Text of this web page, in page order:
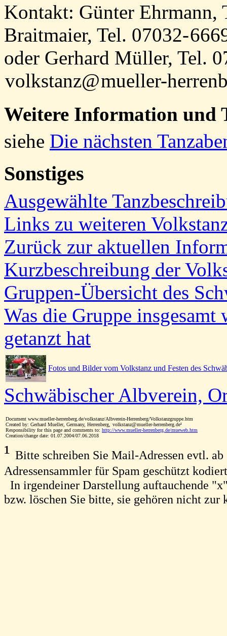
Kontakt: Günter Ehrmann,
Braitmaier, Tel. 07032-
oder Gerhard Müller, Tel.
volkstanz@mueller-
Weitere Information und
siehe Die nächsten
Sonstiges
Ausgewählte
Links zu weiteren
Zurück zur aktuellen
Kurzbeschreibung der
Gruppen-Übersicht des
Was die Gruppe insgesamt
getanzt hat
Fotos und Bilder vom Volkstanz und Festen des
Schwäbischer Albverein,
Document www.mueller-herrenberg.de/volkstanz/Albverein-Herrenberg/Volkstanzgruppe.htm
Created by: Gerhard Mueller, Germany, Herrenberg, volkstanz@mueller-herrenberg.de¹
Responsibility for this page and comments to: http://www.mueller-herrenberg.de/mueweb.htm
Creation/change date: 01.07.2004/07.06.2018
¹ Bitte schreiben Sie Mail-Adressen evtl.
Adressensammler für Spam geschützt
In irgendeiner Darstellung auftauchende
bzw. löschen Sie bitte, sie gehören nicht zur